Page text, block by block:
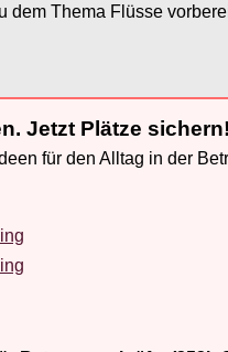
Thema Flüsse
Jetzt Plätze sichern!
für den Alltag in der